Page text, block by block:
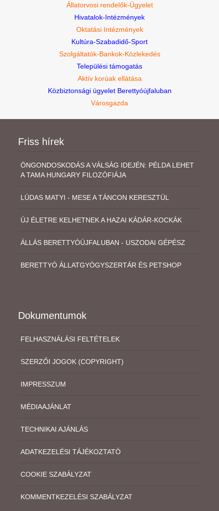
Állatorvosi rendelők-Ügyelet
Hivatalok-Intézmények
Oktatási Intézmények
Kultúra-Szabadidő-Sport
Szolgáltatók-Bankok-Közlekedés
Települési támogatás
Aktív korúak ellátása
Közbiztonsági ügyelet Berettyóújfaluban
Városgazda
Friss hírek
ÖNGONDOSKODÁS A VÁLSÁG IDEJÉN: PÉLDA LEHET
A TAMA HUNGARY FILOZÓFIÁJA
LÚDAS MATYI - MESE A TÁNCON KERESZTÜL
ÚJ ÉLETRE KELHETNEK A HAZAI KÁDÁR-KOCKÁK
ÁLLÁS BERETTYÓÚJFALUBAN - USZODAI GÉPÉSZ
BERETTYÓ ÁLLATGYÓGYSZERTÁR ÉS PETSHOP
Dokumentumok
FELHASZNÁLÁSI FELTÉTELEK
SZERZŐI JOGOK (COPYRIGHT)
IMPRESSZUM
MÉDIAAJÁNLAT
TECHNIKAI AJÁNLÁS
ADATKEZELÉSI TÁJÉKOZTATÓ
COOKIE SZABÁLYZAT
KOMMENTKEZELÉSI SZABÁLYZAT